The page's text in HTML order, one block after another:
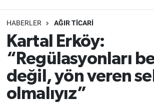
HABERLER AĞIR TİCARİ
Kartal Erköy:
“Regülasyonları
değil, yön veren
olmalıyız”